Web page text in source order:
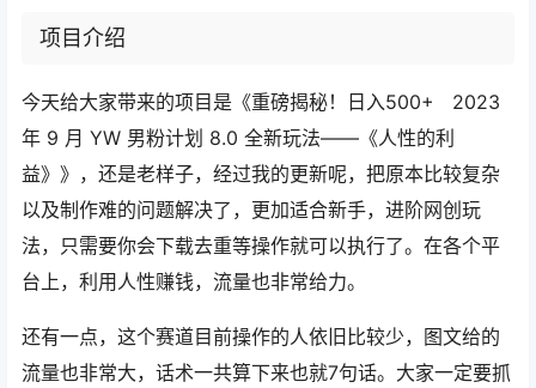
项目介绍
今天给大家带来的项目是《重磅揭秘！日入500+ 2023
年 9 月 YW 男粉计划 8.0 全新玩法——《人性的利
益》》，还是老样子，经过我的更新呢，把原本比较复杂
以及制作难的问题解决了，更加适合新手，进阶网创玩
法，只需要你会下载去重等操作就可以执行了。在各个平
台上，利用人性赚钱，流量也非常给力。
还有一点，这个赛道目前操作的人依旧比较少，图文给的
流量也非常大，话术一共算下来也就7句话。大家一定要抓